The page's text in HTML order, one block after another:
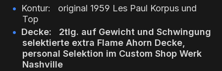
Kontur: original 1959 Les Paul Korpus und
Top
Decke: 2tlg. auf Gewicht und Schwingung
selektierte extra Flame Ahorn Decke,
personal Selektion im Custom Shop Werk
Nashville